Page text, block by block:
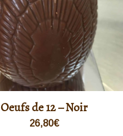
Oeufs de 12 – Noir
26,80€